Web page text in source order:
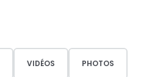
VIDÉOS PHOTOS